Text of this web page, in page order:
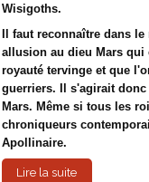
Wisigoths.
Il faut reconnaître dans
allusion au dieu Mars qui
royauté tervinge et que
guerriers. Il s'agirait
Mars. Même si tous les
chroniqueurs
Apollinaire.
Lire la suite